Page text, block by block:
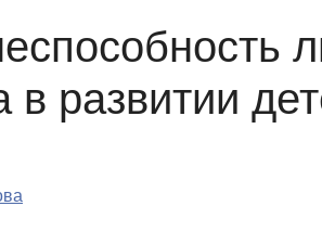
в развитии